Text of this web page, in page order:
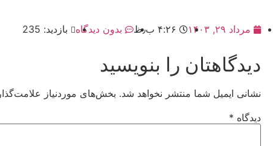
مرداد ۲۹, ۱۴۰۳ ۴:۲۶ ب٫ظ بدون دیدگاه بازدید: 235
دیدگاهتان را بنویسید
نشانی ایمیل شما منتشر نخواهد شد. بخش‌های موردنیاز
دیدگاه *